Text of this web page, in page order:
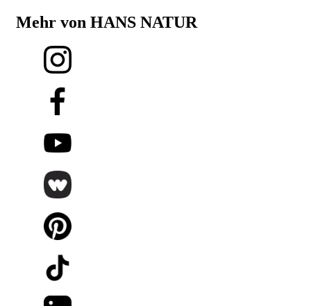
Mehr von HANS NATUR